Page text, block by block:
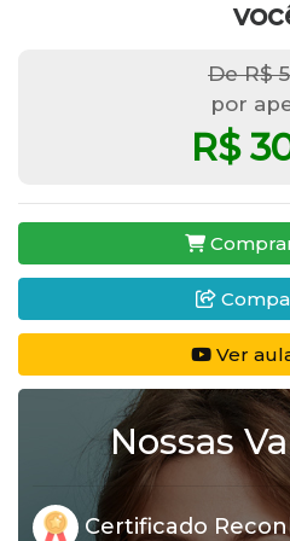
De R$
por
R$
Ver
Nossas
Certificado